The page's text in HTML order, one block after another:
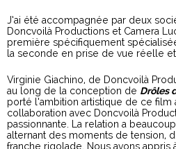
J’ai été accompagnée par deux
Doncvoilà Productions et Camera
première spécifiquement
la seconde en prise de vue réelle
Virginie Giachino, de Doncvoilà
au long de la conception de Drôles
porté l’ambition artistique de ce film
collaboration avec Doncvoilà
passionnante. La relation a
alternant des moments de tension,
franche rigolade. Nous avons appris